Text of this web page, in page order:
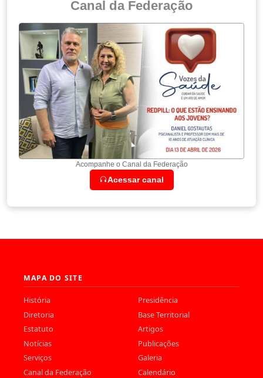
Canal da Federação
Acompanhe o Canal da Federação
Acessar canal
MAPA DO SITE
História
Presidência
Diretoria
Base Territorial
Estatuto
Artigos
Notícias
Publicações
Serviços
Galeria
Canal da Federação
Calendário